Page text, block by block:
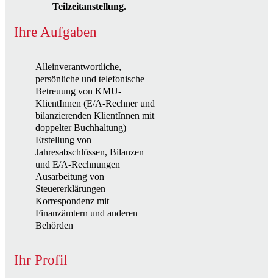
Teilzeitanstellung.
Ihre Aufgaben
Alleinverantwortliche,
persönliche und telefonische
Betreuung von KMU-
KlientInnen (E/A-Rechner und
bilanzierenden KlientInnen mit
doppelter Buchhaltung)
Erstellung von
Jahresabschlüssen, Bilanzen
und E/A-Rechnungen
Ausarbeitung von
Steuererklärungen
Korrespondenz mit
Finanzämtern und anderen
Behörden
Ihr Profil